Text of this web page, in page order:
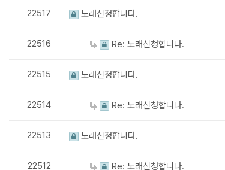
22517 노래신청합니다.
22516 Re: 노래신청합니다.
22515 노래신청합니다.
22514 Re: 노래신청합니다.
22513 노래신청합니다.
22512 Re: 노래신청합니다.